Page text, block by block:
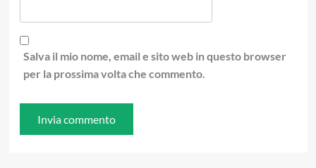
Salva il mio nome, email e sito web in questo browser
per la prossima volta che commento.